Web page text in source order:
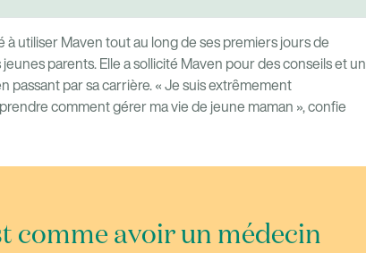
à utiliser Maven tout au long de ses premiers jours de
parents. Elle a sollicité Maven pour des conseils et un
passant par sa carrière. « Je suis extrêmement
comment gérer ma vie de jeune maman », confie
comme avoir un médecin